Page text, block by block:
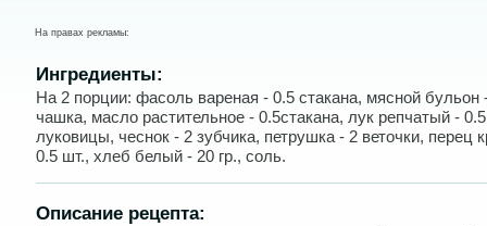
На правах рекламы:
Ингредиенты:
На 2 порции: фасоль вареная - 0.5 стакана, мясной бульон
чашка, масло растительное - 0.5стакана, лук репчатый - 0.5
луковицы, чеснок - 2 зубчика, петрушка - 2 веточки, перец
0.5 шт., хлеб белый - 20 гр., соль.
Описание рецепта: